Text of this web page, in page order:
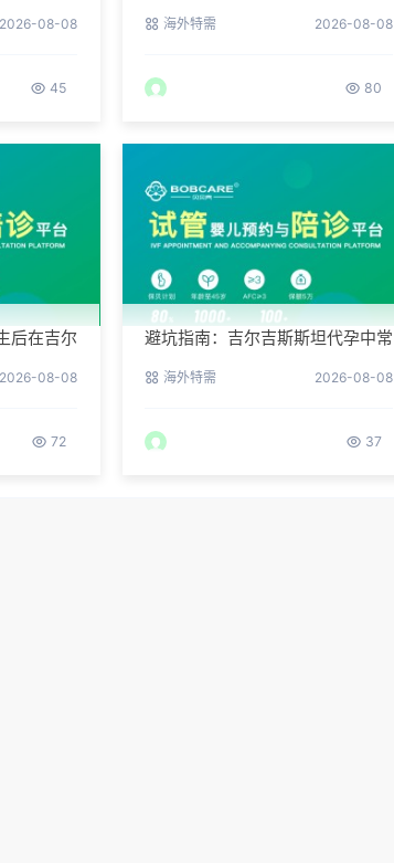
2026-08-08
45
海外特需 2026-08-08
80
后在吉尔
2026-08-08
72
避坑指南：吉尔吉斯斯坦代孕中常
海外特需 2026-08-08
37